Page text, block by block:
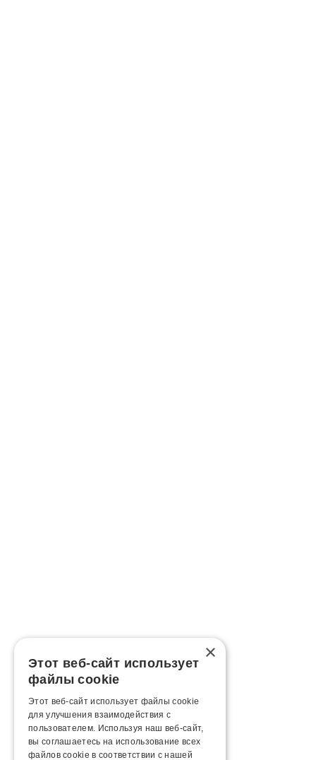
×
Этот веб-сайт использует
файлы cookie
Этот веб-сайт использует файлы cookie
для улучшения взаимодействия с
пользователем. Используя наш веб-сайт,
вы соглашаетесь на использование всех
файлов cookie в соответствии с нашей